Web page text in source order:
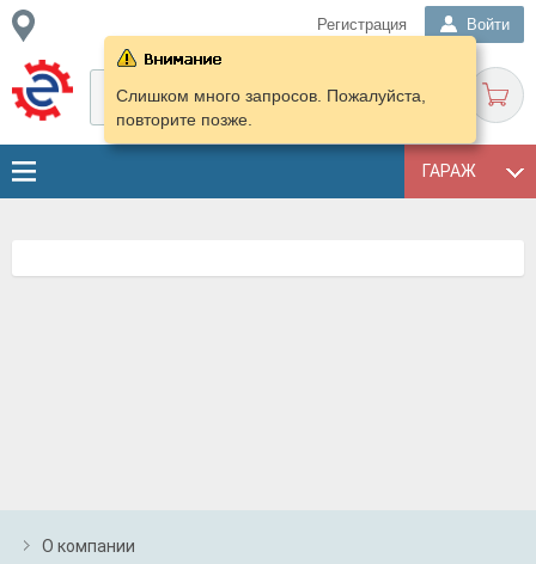
Регистрация Войти
ГАРАЖ
Слишком много запросов. Пожалуйста,
повторите позже.
О компании